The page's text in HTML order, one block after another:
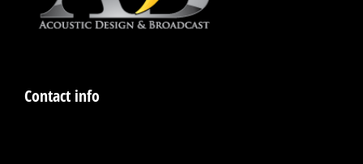
Contact info